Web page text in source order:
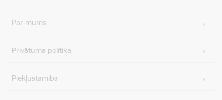
Par mums
Privātuma politika
Piekļūstamība